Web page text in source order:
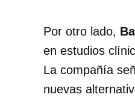
Por otro lado,
en estudios
La compañía
nuevas